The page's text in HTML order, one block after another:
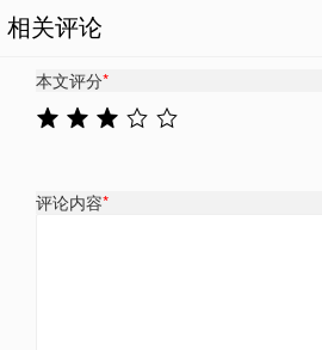
相关评论
本文评分*
评论内容*